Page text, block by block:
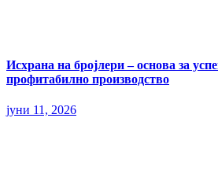
Исхрана на бројлери – основа за
профитабилно производство
јуни 11, 2026